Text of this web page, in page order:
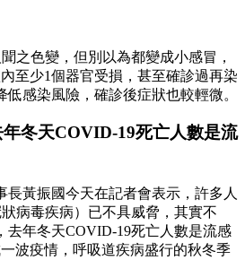
之色變，但別以為都變成小感冒，
至少1個器官受損，甚至確診過再染
低感染風險，確診後症狀也較輕微。
冬天COVID-19死亡人數是流
長黃振國今天在記者會表示，許多人
病毒疾病）已不具威脅，其實不
去年冬天COVID-19死亡人數是流感
波疫情，呼吸道疾病盛行的秋冬季